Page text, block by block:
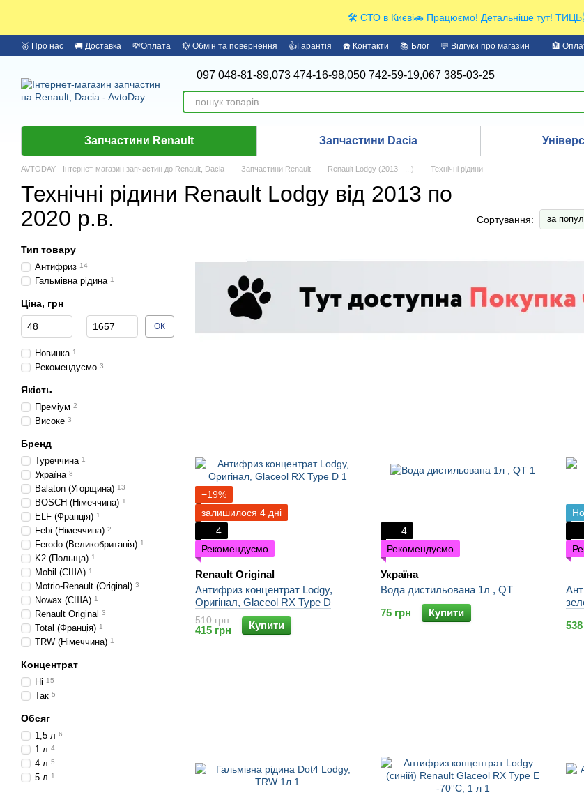
🛠️ СТО в Києві🚗 Працюємо! Детальніше тут!
🥇 Про нас 🚚 Доставка 💸Оплата 💱 Обмін та повернення 👍Гарантія ☎️ Контакти 📚 Блог 💬 Відгуки про магазин 🏦
097 048-81-89,073 474-16-98,050 742-59-19,067 385-03-25
Запчастини Renault Запчастини Dacia
AVTODAY - Інтернет-магазин запчастин до Renault, Dacia Запчастини Renault Renault Lodgy (2013 - ...) Технічні рідини
Технічні рідини Renault Lodgy від 2013 по
2020 р.в.
Сортування: за
−19%
залишилося 4 дні
4
Рекомендуємо
Renault Original
Антифриз концентрат Lodgy,
Оригінал, Glaceol RX Type D
510 грн
415 грн Купити
4
Рекомендуємо
Україна
Вода дистильована 1л , QT
75 грн
Купити
Тип товару
Антифриз 14
Гальмівна рідина 1
Ціна, грн
Від Ціна, грн
До Ціна, грн ОК
Новинка 1
Рекомендуємо 3
Якість
Преміум 2
Високе 3
Бренд
Туреччина 1
Україна 8
Balaton (Угорщина) 13
BOSCH (Німеччина) 1
ELF (Франція) 1
Febi (Німеччина) 2
Ferodo (Великобританія) 1
K2 (Польща) 1
Mobil (США) 1
Motrio-Renault (Original) 3
Nowax (США) 1
Renault Original 3
Total (Франція) 1
TRW (Німеччина) 1
Концентрат
Ні 15
Так 5
Обсяг
1,5 л 6
1 л 4
4 л 5
5 л 1